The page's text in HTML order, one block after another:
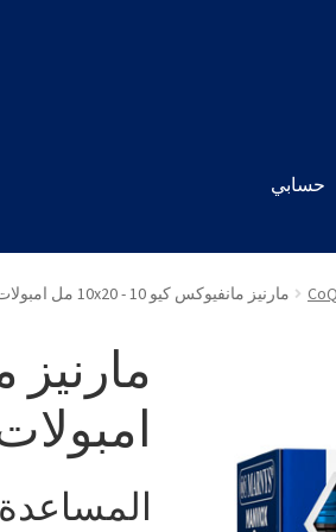
حسابي
مارنيز مانفيوكس كيو 10 - 10x20 مل امبولات